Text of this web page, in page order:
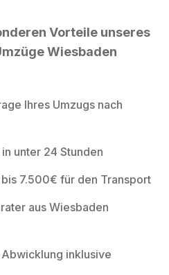
Vorteile unseres
Wiesbaden
Ihres Umzugs nach
unter 24 Stunden
7.500€ für den Transport
aus Wiesbaden
inklusive